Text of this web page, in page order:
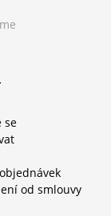
se
od smlouvy